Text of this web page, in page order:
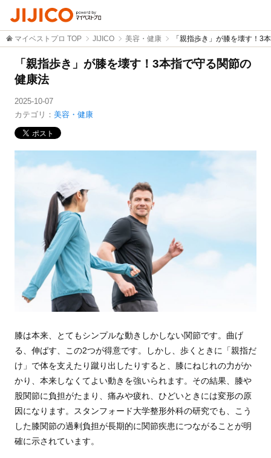
マイベストプロ TOP JIJICO 美容・健康 「親指歩き」が膝を壊す！3
「親指歩き」が膝を壊す！3本指で守る関節の
健康法
2025-10-07
カテゴリ： 美容・健康
膝は本来、とてもシンプルな動きしかしない関節です。曲げ
る、伸ばす、この2つが得意です。しかし、歩くときに「親指だ
け」で体を支えたり蹴り出したりすると、膝にねじれの力がか
かり、本来しなくてよい動きを強いられます。その結果、膝や
股関節に負担がたまり、痛みや疲れ、ひどいときには変形の原
因になります。スタンフォード大学整形外科の研究でも、こう
した膝関節の過剰負担が長期的に関節疾患につながることが明
確に示されています。